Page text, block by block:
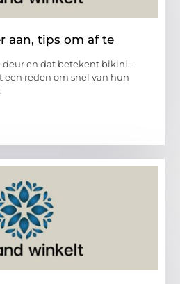
aan, tips om af te
deur en dat betekent bikini-
een reden om snel van hun